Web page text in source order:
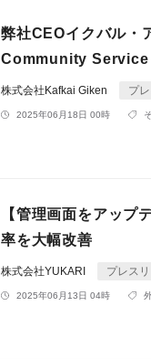
弊社CEOイクバル
Community Service
株式会社Kafkai Giken プ
2025年06月18日 00時
【管理画面をアッ
率を大幅改善
株式会社YUKARI プレス
2025年06月13日 04時